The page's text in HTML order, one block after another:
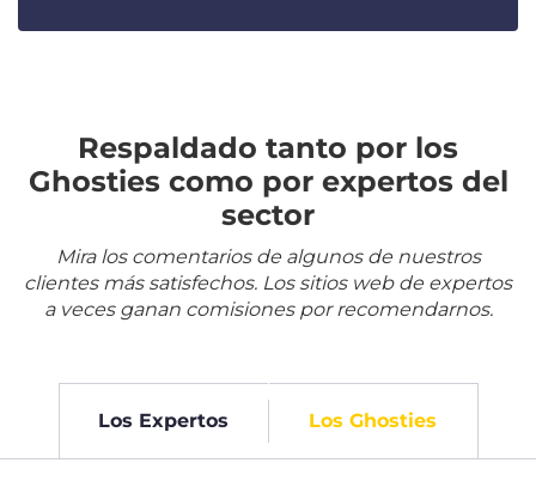
Respaldado tanto por los
Ghosties como por expertos del
sector
Mira los comentarios de algunos de nuestros
clientes más satisfechos. Los sitios web de expertos
a veces ganan comisiones por recomendarnos.
Los Expertos Los Ghosties